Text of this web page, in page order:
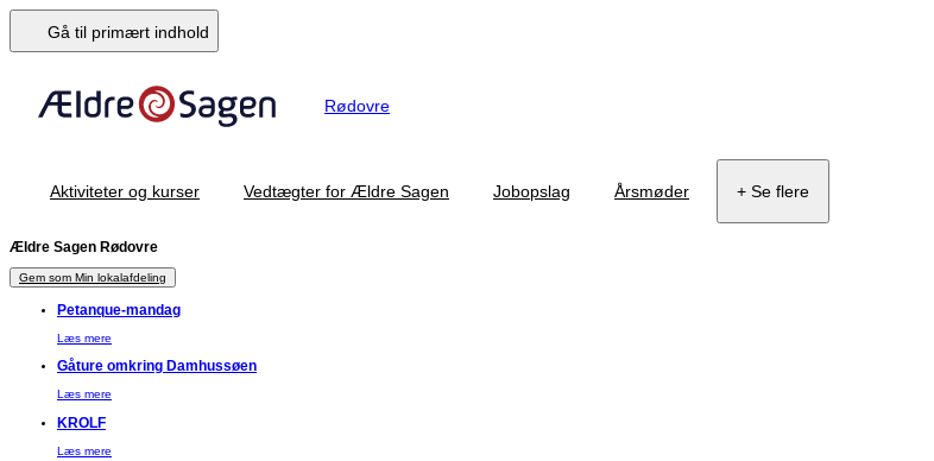
Gå til primært indhold
Rødovre
Aktiviteter og kurser Vedtægter for Ældre Sagen Jobopslag Årsmøder + Se flere
Ældre Sagen Rødovre
Gem som Min lokalafdeling
Petanque-mandag
Læs mere
Gåture omkring Damhussøen
Læs mere
KROLF
Læs mere